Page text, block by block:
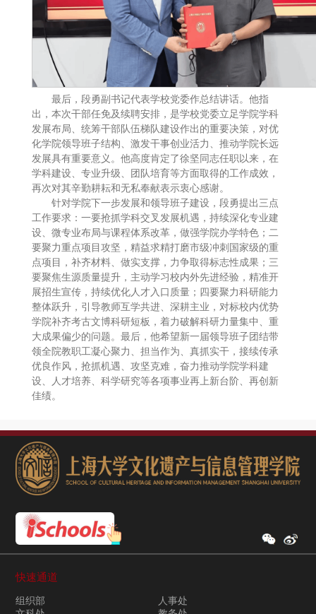
最后，段勇副书记代表学校党委作总结讲话。他指
出，本次干部任免及续聘安排，是学校党委立足学院学科
发展布局、统筹干部队伍梯队建设作出的重要决策，对优
化学院领导班子结构、激发干事创业活力、推动学院长远
发展具有重要意义。他高度肯定了徐坚同志任职以来，在
学科建设、专业升级、团队培育等方面取得的工作成效，
再次对其辛勤耕耘和无私奉献表示衷心感谢。
针对学院下一步发展和领导班子建设，段勇提出三点
工作要求：一要抢抓学科交叉发展机遇，持续深化专业建
设、微专业布局与课程体系改革，做强学院办学特色；二
要聚力重点项目攻坚，精益求精打磨市级冲刺国家级的重
点项目，补齐材料、做实支撑，力争取得标志性成果；三
要聚焦生源质量提升，主动学习校内外先进经验，精准开
展招生宣传，持续优化人才入口质量；四要聚力科研能力
整体跃升，引导教师互学共进、深耕主业，对标校内优势
学院补齐考古文博科研短板，着力破解科研力量集中、重
大成果偏少的问题。最后，他希望新一届领导班子团结带
领全院教职工凝心聚力、担当作为、真抓实干，接续传承
优良作风，抢抓机遇、攻坚克难，奋力推动学院学科建
设、人才培养、科学研究等各项事业再上新台阶、再创新
佳绩。
快速通道
组织部
人事处